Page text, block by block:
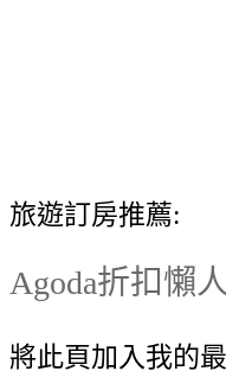
旅遊訂房推薦:
Agoda折扣懶
將此頁加入我的